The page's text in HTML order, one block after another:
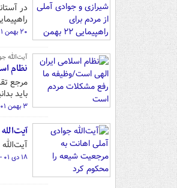
در
راهپیمایی ۲۲ بهمن
۲۰ بهمن ۰۱ - ۲۲:۵۵
آیت‌الله
نظام
مرجع
باید
۳ بهمن ۰۱ - ۲۰:۰۶
۱۸ دی ۰۱ - ۱۴:۲۰